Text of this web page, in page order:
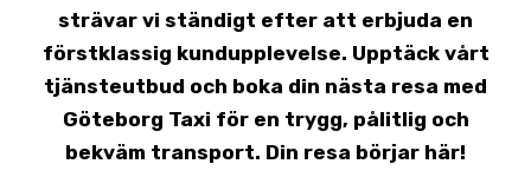
strävar vi ständigt efter att erbjuda en
förstklassig kundupplevelse. Upptäck vårt
tjänsteutbud och boka din nästa resa med
Göteborg Taxi för en trygg, pålitlig och
bekväm transport. Din resa börjar här!